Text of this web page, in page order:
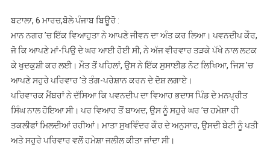
ਕੇ
ਕੀਤੀ
ਬਟਾਲਾ, 6 ਮਾਰਚ,ਬੋਲੇ ਪੰਜਾਬ ਬਿਊਰੋ :
ਮਾਨ ਨਗਰ ’ਚ ਇੱਕ ਵਿਆਹੁਤਾ ਨੇ ਆਪਣੇ ਜੀਵਨ ਦਾ ਅੰਤ ਕਰ ਲਿਆ। ਪਵਨਦੀਪ ਕੌਰ,
ਜੋ ਕਿ ਆਪਣੇ ਮਾਂ-ਪਿਉ ਦੇ ਘਰ ਆਈ ਹੋਈ ਸੀ, ਨੇ ਅੱਜ ਵੀਰਵਾਰ ਤੜਕੇ ਪੱਖੇ ਨਾਲ ਲਟਕ
ਕੇ ਖੁਦਕੁਸ਼ੀ ਕਰ ਲਈ। ਮੌਤ ਤੋਂ ਪਹਿਲਾਂ, ਉਸ ਨੇ ਇੱਕ ਸੁਸਾਈਡ ਨੋਟ ਲਿਖਿਆ, ਜਿਸ ’ਚ
ਆਪਣੇ ਸਹੁਰੇ ਪਰਿਵਾਰ ’ਤੇ ਤੰਗ-ਪਰੇਸ਼ਾਨ ਕਰਨ ਦੇ ਦੋਸ਼ ਲਗਾਏ।
ਪਰਿਵਾਰਕ ਮੈਂਬਰਾਂ ਨੇ ਦੱਸਿਆ ਕਿ ਪਵਨਦੀਪ ਦਾ ਵਿਆਹ ਭਦਾਸ ਪਿੰਡ ਦੇ ਮਨਪ੍ਰੀਤ
ਸਿੰਘ ਨਾਲ ਹੋਇਆ ਸੀ। ਪਰ ਵਿਆਹ ਤੋਂ ਬਾਅਦ, ਉਸ ਨੂੰ ਸਹੁਰੇ ਘਰ ’ਚ ਹਮੇਸ਼ਾ ਹੀ
ਤਕਲੀਫਾਂ ਮਿਲਦੀਆਂ ਰਹੀਆਂ। ਮਾਤਾ ਸੁਖਵਿੰਦਰ ਕੌਰ ਦੇ ਅਨੁਸਾਰ, ਉਸਦੀ ਬੇਟੀ ਨੂੰ ਪਤੀ
ਅਤੇ ਸਹੁਰੇ ਪਰਿਵਾਰ ਵਲੋਂ ਹਮੇਸ਼ਾ ਜਲੀਲ ਕੀਤਾ ਜਾਂਦਾ ਸੀ।